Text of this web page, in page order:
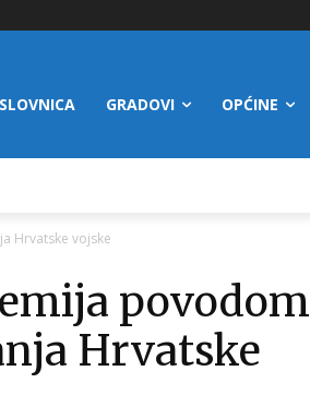
GRADOVI OPĆINE
Hrvatske vojske
povodom
Hrvatske